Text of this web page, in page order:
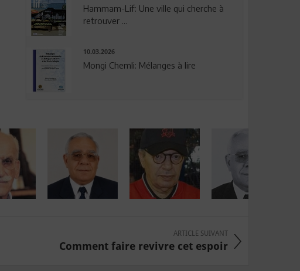
Hammam-Lif: Une ville qui cherche à
retrouver ...
10.03.2026
Mongi Chemli: Mélanges à lire
ARTICLE SUIVANT
Comment faire revivre cet espoir